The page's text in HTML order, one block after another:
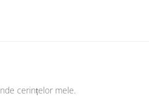
cerințelor mele.